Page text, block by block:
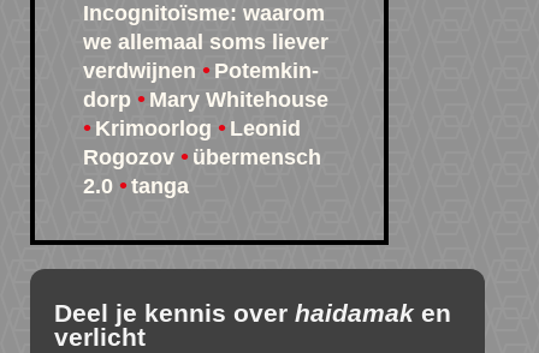
Incognitoïsme: waarom
we allemaal soms liever
verdwijnen
Potemkin-
dorp
Mary Whitehouse
Krimoorlog
Leonid
Rogozov
übermensch
2.0
tanga
Deel je kennis over haidamak en
verlicht